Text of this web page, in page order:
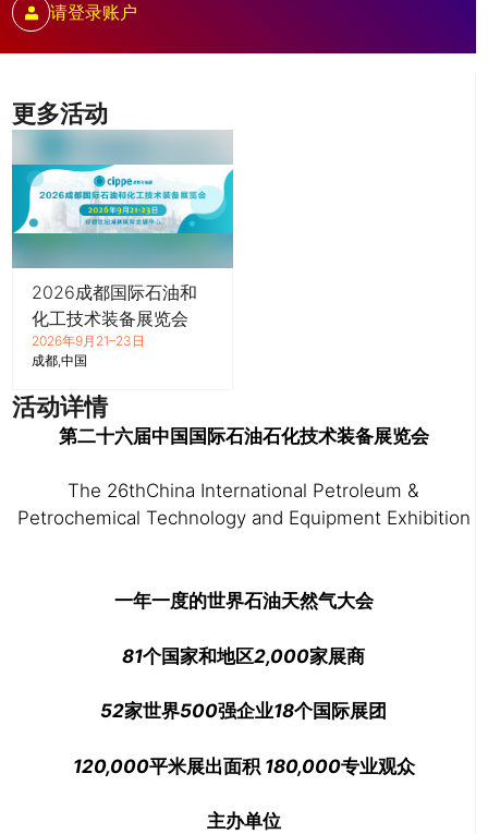
更多活动
2026成都国际石油和
化工技术装备展览会
2026年9月21–23日
成都 中国
活动详情
第二十六届中国国际石油石化技术装备展览会
The 26thChina International Petroleum &
Petrochemical Technology and Equipment Exhibition
一年一度的世界石油天然气大会
81个国家和地区2,000家展商
52家世界500强企业18个国际展团
120,000平米展出面积 180,000专业观众
主办单位
请登录账户